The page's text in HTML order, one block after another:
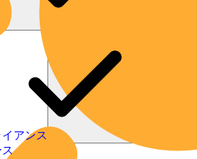
アンス
ス